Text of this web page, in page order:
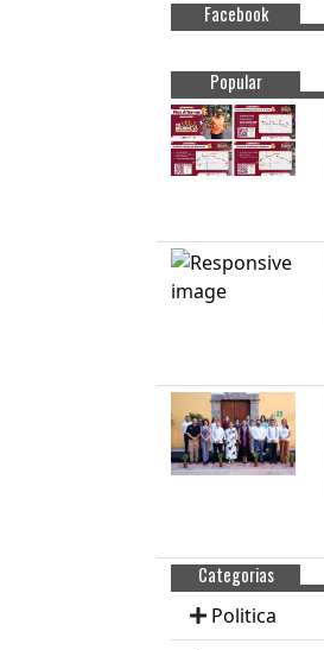
Facebook
Popular
Categorias
Politica